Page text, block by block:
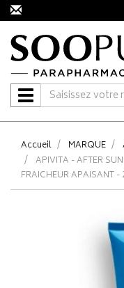
Navigation
Accueil MARQUE
APIVITA - AFTER
FRAICHEUR APAISANT -